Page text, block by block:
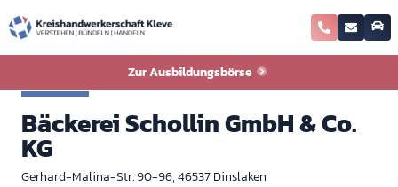
Zur Ausbildungsbörse
Zurück zur Ausbildungsbörse
Bäckerei Schollin GmbH & Co.
KG
Gerhard-Malina-Str. 90-96, 46537 Dinslaken